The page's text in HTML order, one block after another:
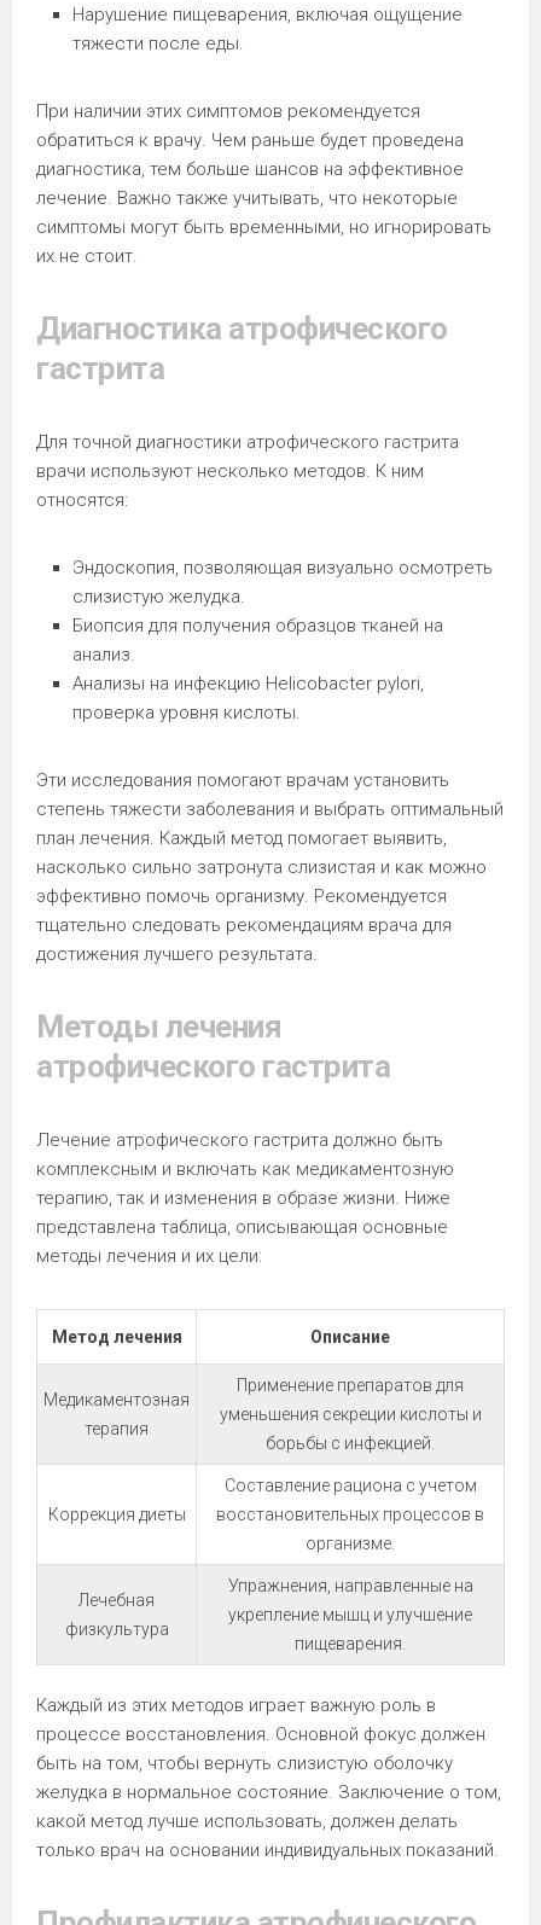
Нарушение пищеварения, включая ощущение
тяжести после еды.
При наличии этих симптомов рекомендуется
обратиться к врачу. Чем раньше будет проведена
диагностика, тем больше шансов на эффективное
лечение. Важно также учитывать, что некоторые
симптомы могут быть временными, но игнорировать
их не стоит.
Диагностика атрофического
гастрита
Для точной диагностики атрофического гастрита
врачи используют несколько методов. К ним
относятся:
Эндоскопия, позволяющая визуально осмотреть
слизистую желудка.
Биопсия для получения образцов тканей на
анализ.
Анализы на инфекцию Helicobacter pylori,
проверка уровня кислоты.
Эти исследования помогают врачам установить
степень тяжести заболевания и выбрать оптимальный
план лечения. Каждый метод помогает выявить,
насколько сильно затронута слизистая и как можно
эффективно помочь организму. Рекомендуется
тщательно следовать рекомендациям врача для
достижения лучшего результата.
Методы лечения
атрофического гастрита
Лечение атрофического гастрита должно быть
комплексным и включать как медикаментозную
терапию, так и изменения в образе жизни. Ниже
представлена таблица, описывающая основные
методы лечения и их цели:
Метод лечения Описание
Медикаментозная
терапия
Применение препаратов для
уменьшения секреции кислоты и
борьбы с инфекцией.
Коррекция диеты
Составление рациона с учетом
восстановительных процессов в
организме.
Лечебная
физкультура
Упражнения, направленные на
укрепление мышц и улучшение
пищеварения.
Каждый из этих методов играет важную роль в
процессе восстановления. Основной фокус должен
быть на том, чтобы вернуть слизистую оболочку
желудка в нормальное состояние. Заключение о том,
какой метод лучше использовать, должен делать
только врач на основании индивидуальных показаний.